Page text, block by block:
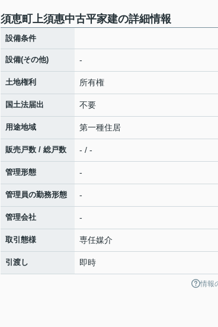
須恵町上須惠中古平家建の詳細情報
設備条件
設備(その他) -
土地権利 所有権
国土法届出 不要
用途地域 第一種住居
販売戸数 / 総戸数 - / -
管理形態 -
管理員の勤務形態 -
管理会社 -
取引態様 専任媒介
引渡し 即時
情報